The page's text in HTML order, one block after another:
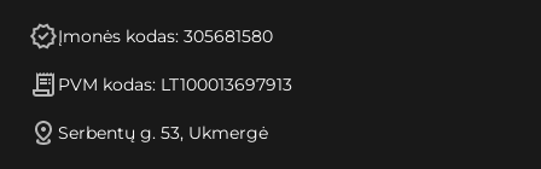
Įmonės kodas: 305681580
PVM kodas: LT100013697913
Serbentų g. 53, Ukmergė